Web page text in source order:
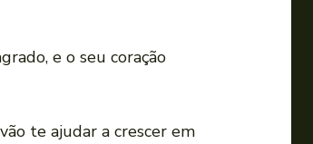
e o seu coração
te ajudar a crescer em